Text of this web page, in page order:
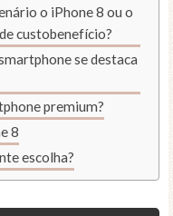
o iPhone 8 ou o
custobenefício?
se destaca
premium?
8
escolha?